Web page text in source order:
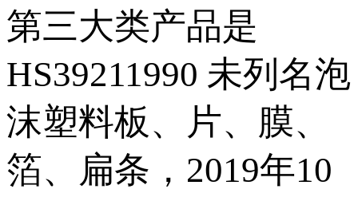
第三大类产品是
HS39211990 未列名泡
沫塑料板、片、膜、
箔、扁条，2019年10